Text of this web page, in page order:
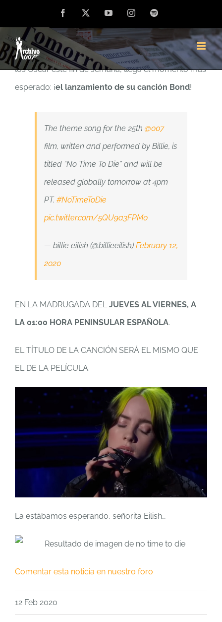
al
contenido
Facebook YouTubeInstagramSpotify
Tras la comentada interpretación deBillie Eilishen
los Óscar este fin de semana, llega el momento más
esperado: ¡el lanzamiento de su canción Bond!
The theme song for the 25th @007
film, written and performed by Billie, is
titled “No Time To Die” and will be
released globally tomorrow at 4pm
PT. #NoTimeToDie
pic.twitter.com/5QU9a3FPM0
— billie eilish (@billieeilish) February 12,
2020
EN LA MADRUGADA DEL JUEVES AL VIERNES, A
LA 01:00 HORA PENINSULAR ESPAÑOLA.
EL TÍTULO DE LA CANCIÓN SERÁ EL MISMO QUE
EL DE LA PELÍCULA.
La estábamos esperando, señorita Eilish…
Comentar esta noticia en nuestro foro
12 Feb 2020